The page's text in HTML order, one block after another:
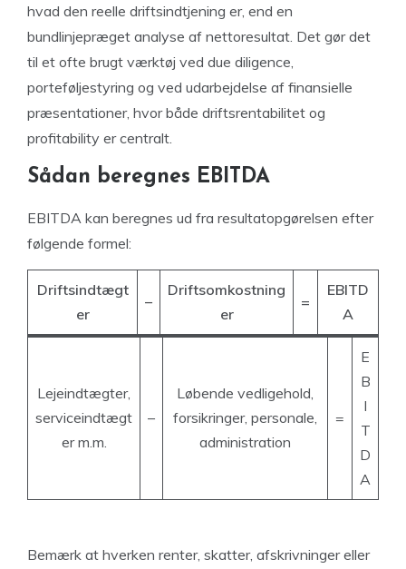
hvad den reelle driftsindtjening er, end en
bundlinjepræget analyse af nettoresultat. Det gør det
til et ofte brugt værktøj ved due diligence,
porteføljestyring og ved udarbejdelse af finansielle
præsentationer, hvor både driftsrentabilitet og
profitability er centralt.
Sådan beregnes EBITDA
EBITDA kan beregnes ud fra resultatopgørelsen efter
følgende formel:
Driftsindtægt
er
–
Driftsomkostning
er
=
EBITD
A
Lejeindtægter,
serviceindtægt
er m.m.
–
Løbende vedligehold,
forsikringer, personale,
administration
=
E
B
I
T
D
A
Bemærk at hverken renter, skatter, afskrivninger eller